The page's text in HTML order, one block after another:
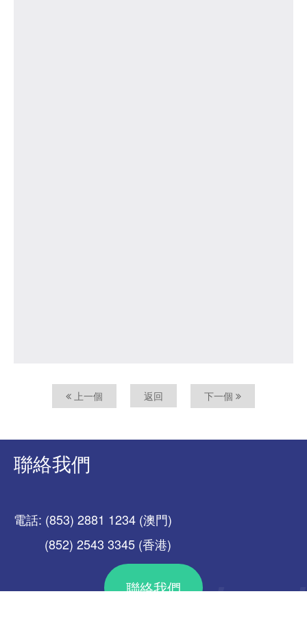
上一個 返回 下一個
聯絡我們
電話: (853) 2881 1234 (澳門)
(852) 2543 3345 (香港)
聯絡我們